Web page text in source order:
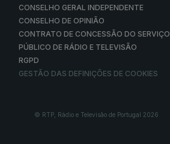
CONSELHO GERAL INDEPENDENTE
CONSELHO DE OPINIÃO
CONTRATO DE CONCESSÃO DO SERVIÇO
PÚBLICO DE RÁDIO E TELEVISÃO
RGPD
GESTÃO DAS DEFINIÇÕES DE COOKIES
© RTP, Rádio e Televisão de Portugal 2026